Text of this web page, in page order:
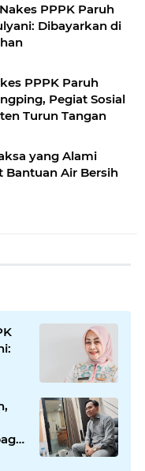
PPPK Paruh
Dibayarkan di
PPPK Paruh
Pegiat Sosial
Turun Tangan
yang Alami
Bantuan Air Bersih